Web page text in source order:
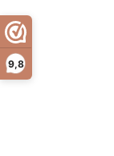
9,8